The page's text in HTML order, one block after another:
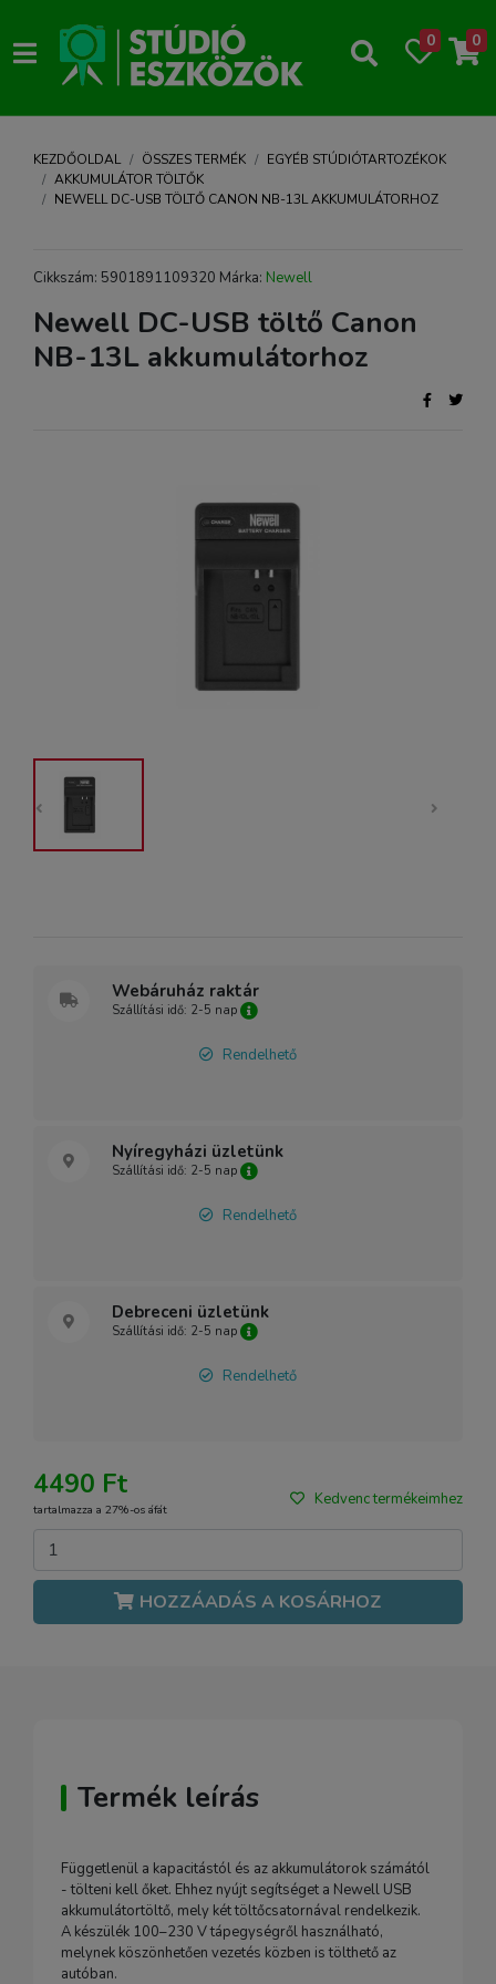
0 0
KEZDŐOLDAL ÖSSZES TERMÉK
EGYÉB STÚDIÓTARTOZÉKOK
AKKUMULÁTOR TÖLTŐK
NEWELL DC-USB TÖLTŐ CANON NB-13L AKKUMULÁTORHOZ
Cikkszám: 5901891109320 Márka: Newell
Newell DC-USB töltő Canon
NB-13L akkumulátorhoz
Webáruház raktár
Szállítási idő: 2-5 nap
Rendelhető
Nyíregyházi üzletünk
Szállítási idő: 2-5 nap
Rendelhető
Debreceni üzletünk
Szállítási idő: 2-5 nap
Rendelhető
4490 Ft
tartalmazza a 27%-os áfát
Kedvenc termékeimhez
HOZZÁADÁS A KOSÁRHOZ
Termék leírás
Függetlenül a kapacitástól és az akkumulátorok számától
- tölteni kell őket. Ehhez nyújt segítséget a Newell USB
akkumulátortöltő, mely két töltőcsatornával rendelkezik.
A készülék 100–230 V tápegységről használható,
melynek köszönhetően vezetés közben is tölthető az
autóban.